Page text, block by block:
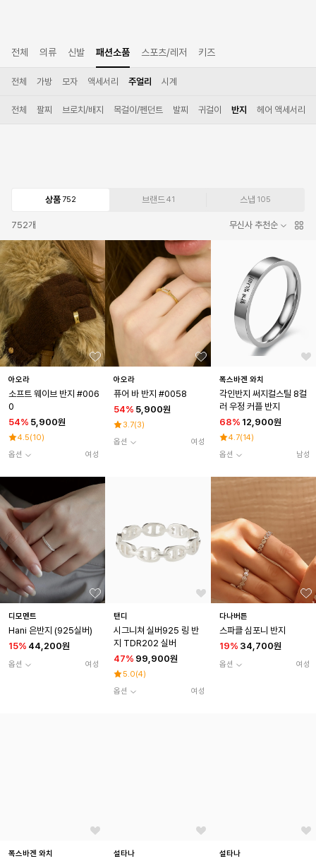
전체 의류 신발 패션소품 스포츠/레저 키즈
전체 가방 모자 액세서리 주얼리 시계
전체 팔찌 브로치/배지 목걸이/펜던트 발찌 귀걸이 반지 헤어 액세서리
상품 752 브랜드41 스냅 105
752개 무신사 추천순
아오라
소프트 웨이브 반지 #006
0
54% 5,900원
4.5(10)
옵션
여성
아오라
퓨어 바 반지 #0058
54% 5,900원
3.7(3)
옵션
여성
폭스바겐 와치
각인반지 써지컬스틸 8컬
러 우정 커플 반지
68% 12,900원
4.7(14)
옵션
남성
디모멘트
Hani 은반지 (925실버)
15% 44,200원
옵션 여성
탠디
시그니쳐 실버925 링 반
지 TDR202 실버
47% 99,900원
5.0(4)
옵션
여성
다나버튼
스파클 심포니 반지
19% 34,700원
옵션 여성
폭스바겐 와치 설타나 설타나